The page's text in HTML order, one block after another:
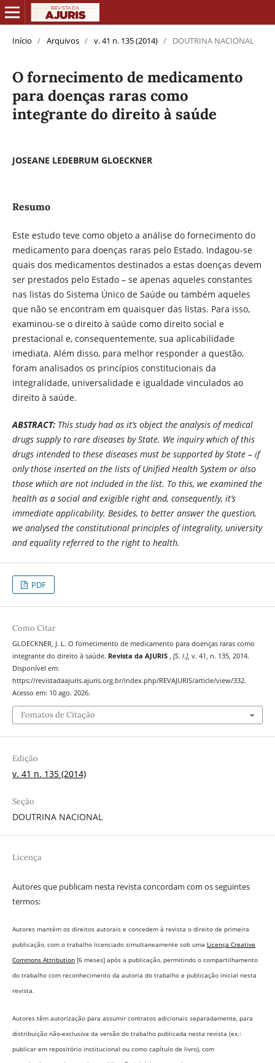
Início / Arquivos / v. 41 n. 135 (2014) / DOUTRINA NACIONAL
O fornecimento de medicamento
para doenças raras como
integrante do direito à saúde
JOSEANE LEDEBRUM GLOECKNER
Resumo
Este estudo teve como objeto a análise do fornecimento do
medicamento para doenças raras pelo Estado. Indagou-se
quais dos medicamentos destinados a estas doenças devem
ser prestados pelo Estado – se apenas aqueles constantes
nas listas do Sistema Único de Saúde ou também aqueles
que não se encontram em quaisquer das listas. Para isso,
examinou-se o direito à saúde como direito social e
prestacional e, consequentemente, sua aplicabilidade
imediata. Além disso, para melhor responder a questão,
foram analisados os princípios constitucionais da
integralidade, universalidade e igualdade vinculados ao
direito à saúde.
ABSTRACT:This study had as it’s object the analysis of medical
drugs supply to rare diseases by State. We inquiry which of this
drugs intended to these diseases must be supported by State – if
only those inserted on the lists of Unified Health System or also
those which are not included in the list. To this, we examined the
health as a social and exigible right and, consequently, it’s
immediate applicability. Besides, to better answer the question,
we analysed the constitutional principles of integrality, university
and equality referred to the right to health.
PDF
Como Citar
GLOECKNER, J. L. O fornecimento de medicamento para doenças raras como
integrante do direito à saúde. Revista da AJURIS , [S. l.], v. 41, n. 135, 2014.
Disponível em:
https://revistadaajuris.ajuris.org.br/index.php/REVAJURIS/article/view/332.
Acesso em: 10 ago. 2026.
Fomatos de Citação
Edição
v. 41 n. 135 (2014)
Seção
DOUTRINA NACIONAL
Licença
Autores que publicam nesta revista concordam com os seguintes
termos:
Autores mantém os direitos autorais e concedem à revista o direito de primeira
publicação, com o trabalho licenciado simultaneamente sob uma Licença Creative
Commons Attribution[6 meses] após a publicação, permitindo o compartilhamento
do trabalho com reconhecimento da autoria do trabalho e publicação inicial nesta
revista.
Autores têm autorização para assumir contratos adicionais separadamente, para
distribuição não-exclusiva da versão do trabalho publicada nesta revista (ex.:
publicar em repositório institucional ou como capítulo de livro), com